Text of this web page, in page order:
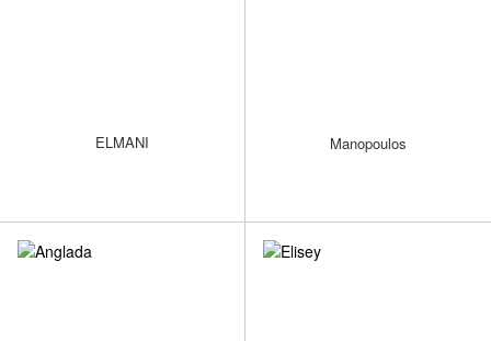
ELMANI Manopoulos